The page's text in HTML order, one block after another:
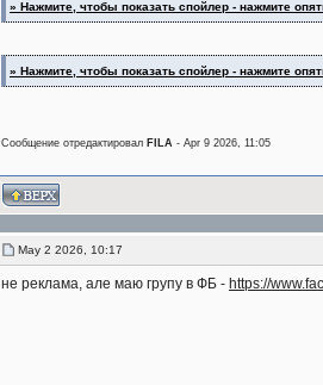
» Нажмите, чтобы показать спойлер - нажмите
» Нажмите, чтобы показать спойлер - нажмите
Сообщение отредактировал FILA - Apr 9 2026, 11:05
May 2 2026, 10:17
не реклама, але маю групу в ФБ - https://